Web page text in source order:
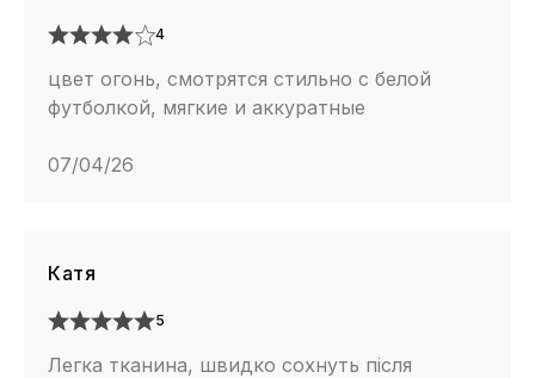
4
цвет огонь, смотрятся стильно с белой
футболкой, мягкие и аккуратные
07/04/26
Катя
5
Легка тканина, швидко сохнуть після